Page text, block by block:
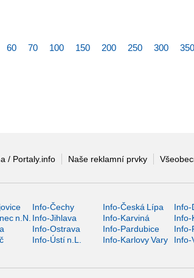
60 70 100 150 200 250 300 350
/ Portaly.info Naše reklamní prvky
Info-Čechy Info-Česká Lípa Info-
n.N. Info-Jihlava Info-Karviná Info-
Info-Ostrava Info-Pardubice Info-
Info-Ústí n.L. Info-Karlovy Vary Info-